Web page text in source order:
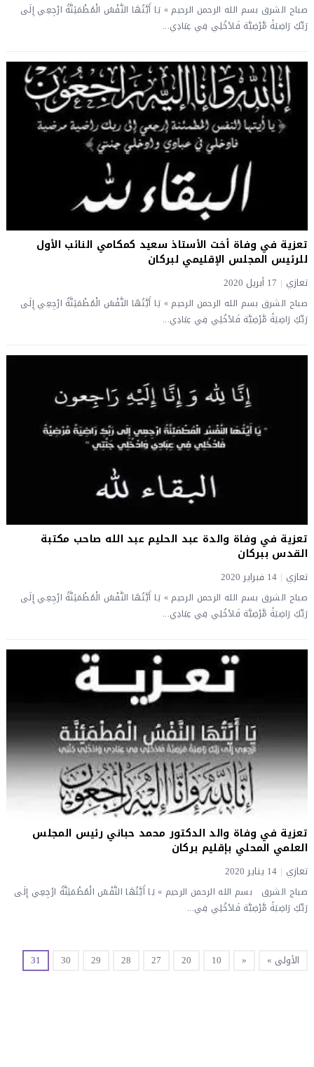
صباح الشرق بسم الله الرحمن الرحيم » يَا أَيَّتُهَا النَّفْسُ الْمُطْمَئِنَّةُ ارْجِعِي إِلَى
رَبِّكِ رَاضِيَةً مَّرْضِيَّة فَادْخُلِي فِي عِبَادِي...
تعزية في وفاة أخت الأستاذ سعيد كمكامي النائب الأول
للرئيس المجلس الإقليمي لبركان
تعازي 17 أبريل 2020
صباح الشرق بسم الله الرحمن الرحيم » يَا أَيَّتُهَا النَّفْسُ الْمُطْمَئِنَّةُ ارْجِعِي إِلَى
رَبِّكِ رَاضِيَةً مَّرْضِيَّة فَادْخُلِي فِي عِبَادِي...
تعزية في وفاة والدة عبد الحليم عبد الله صاحب مكتبة
القدس ببركان
تعازي 14 فبراير 2020
صباح الشرق بسم الله الرحمن الرحيم » يَا أَيَّتُهَا النَّفْسُ الْمُطْمَئِنَّةُ ارْجِعِي إِلَى
رَبِّكِ رَاضِيَةً مَّرْضِيَّة فَادْخُلِي فِي عِبَادِي...
تعزية في وفاة والد الدكتور محمد حباني رئيس المجلس
العلمي المحلي بإقليم بركان
تعازي 14 يناير 2020
صباح الشرق بسم الله الرحمن الرحيم » يَا أَيَّتُهَا النَّفْسُ الْمُطْمَئِنَّةُ ارْجِعِي إِلَى
رَبِّكِ رَاضِيَةً مَّرْضِيَّة فَادْخُلِي فِي...
الأولى » «
10
20
27
28
29
30
31